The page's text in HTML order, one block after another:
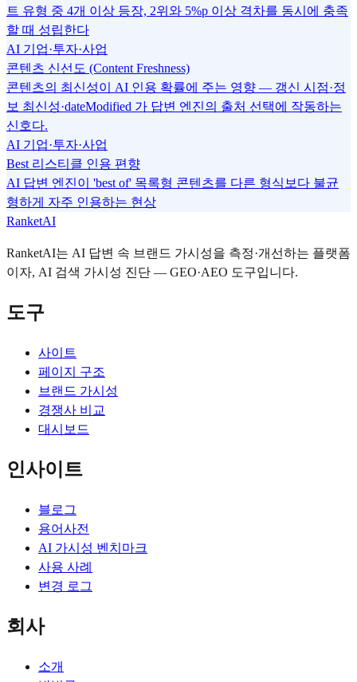
트 유형 중 4개 이상 등장, 2위와 5%p 이상 격차를 동시에 충족
할 때 성립한다
AI 기업·투자·사업
콘텐츠 신선도 (Content Freshness)
콘텐츠의 최신성이 AI 인용 확률에 주는 영향 — 갱신 시점·정
보 최신성·dateModified 가 답변 엔진의 출처 선택에 작동하는
신호다.
AI 기업·투자·사업
Best 리스티클 인용 편향
AI 답변 엔진이 'best of' 목록형 콘텐츠를 다른 형식보다 불균
형하게 자주 인용하는 현상
RanketAI
RanketAI는 AI 답변 속 브랜드 가시성을 측정·개선하는 플랫폼
이자, AI 검색 가시성 진단 — GEO·AEO 도구입니다.
도구
사이트
페이지 구조
브랜드 가시성
경쟁사 비교
대시보드
인사이트
블로그
용어사전
AI 가시성 벤치마크
사용 사례
변경 로그
회사
소개